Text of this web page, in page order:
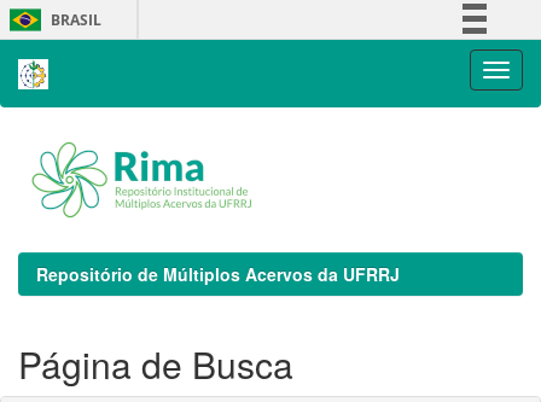
Skip
navigation
BRASIL
Repositório de Múltiplos Acervos da UFRRJ
Página de Busca